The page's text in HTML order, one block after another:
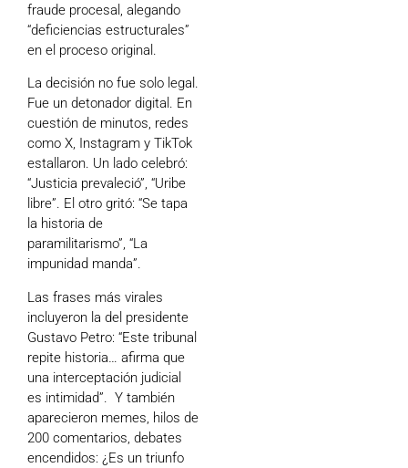
fraude procesal, alegando
“deficiencias estructurales”
en el proceso original.
La decisión no fue solo legal.
Fue un detonador digital. En
cuestión de minutos, redes
como X, Instagram y TikTok
estallaron. Un lado celebró:
“Justicia prevaleció”, “Uribe
libre”. El otro gritó: “Se tapa
la historia de
paramilitarismo”, “La
impunidad manda”.
Las frases más virales
incluyeron la del presidente
Gustavo Petro: “Este tribunal
repite historia… afirma que
una interceptación judicial
es intimidad”. Y también
aparecieron memes, hilos de
200 comentarios, debates
encendidos: ¿Es un triunfo